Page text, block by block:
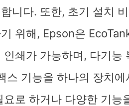
니다. 또한, 초기 설치
위해, Epson은
쇄가 가능하며, 다기능
스 기능을 하나의 장치
로 하거나 다양한 기능